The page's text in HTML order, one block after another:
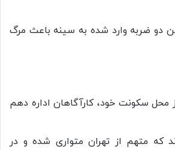
دو ضربه وارد شده به سینه باعث مرگ
سکونت خود، کارآگاهان اداره دهم
که متهم از تهران متواری شده و در